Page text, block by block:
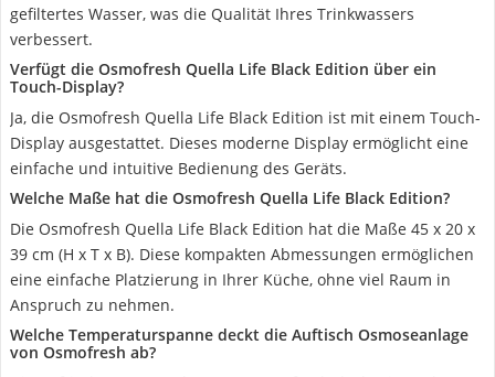
gefiltertes Wasser, was die Qualität Ihres Trinkwassers
verbessert.
Verfügt die Osmofresh Quella Life Black Edition über ein
Touch-Display?
Ja, die Osmofresh Quella Life Black Edition ist mit einem Touch-
Display ausgestattet. Dieses moderne Display ermöglicht eine
einfache und intuitive Bedienung des Geräts.
Welche Maße hat die Osmofresh Quella Life Black Edition?
Die Osmofresh Quella Life Black Edition hat die Maße 45 x 20 x
39 cm (H x T x B). Diese kompakten Abmessungen ermöglichen
eine einfache Platzierung in Ihrer Küche, ohne viel Raum in
Anspruch zu nehmen.
Welche Temperaturspanne deckt die Auftisch Osmoseanlage
von Osmofresh ab?